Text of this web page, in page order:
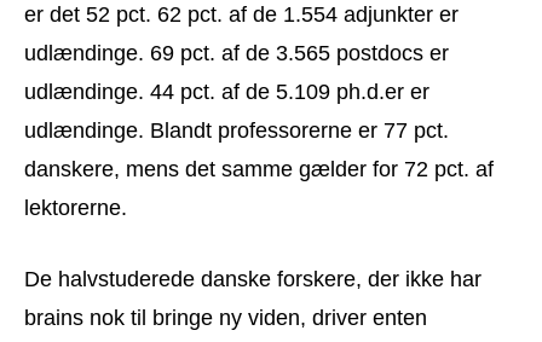
er det 52 pct. 62 pct. af de 1.554 adjunkter er
udlændinge. 69 pct. af de 3.565 postdocs er
udlændinge. 44 pct. af de 5.109 ph.d.er er
udlændinge. Blandt professorerne er 77 pct.
danskere, mens det samme gælder for 72 pct. af
lektorerne.
De halvstuderede danske forskere, der ikke har
brains nok til bringe ny viden, driver enten